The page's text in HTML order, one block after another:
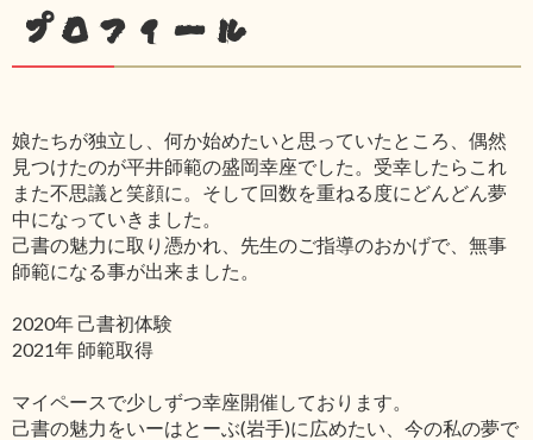
プロフィール
娘たちが独立し、何か始めたいと思っていたところ、偶然
見つけたのが平井師範の盛岡幸座でした。受幸したらこれ
また不思議と笑顔に。そして回数を重ねる度にどんどん夢
中になっていきました。
己書の魅力に取り憑かれ、先生のご指導のおかげで、無事
師範になる事が出来ました。
2020年 己書初体験
2021年 師範取得
マイペースで少しずつ幸座開催しております。
己書の魅力をいーはとーぶ(岩手)に広めたい、今の私の夢で